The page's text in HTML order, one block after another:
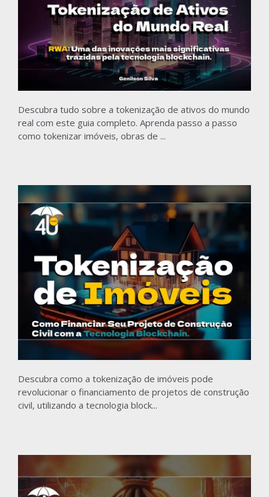
Descubra tudo sobre a tokenização de ativos do mundo
real com este guia completo. Aprenda passo a passo
como tokenizar imóveis, obras de ...
Descubra como a tokenização de imóveis pode
revolucionar o financiamento de projetos de construção
civil, utilizando a tecnologia block...